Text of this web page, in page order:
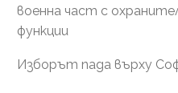
военна част с
функции
Изборът пада върху